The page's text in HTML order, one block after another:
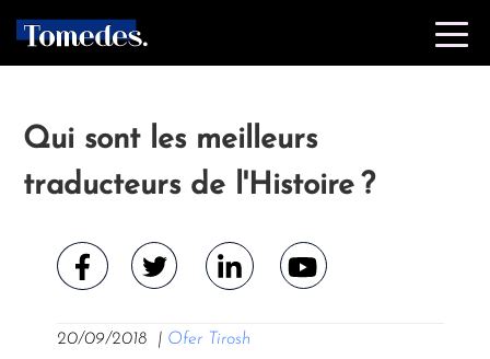
Qui sont les meilleurs
traducteurs de l'Histoire ?
20/09/2018 | Ofer Tirosh